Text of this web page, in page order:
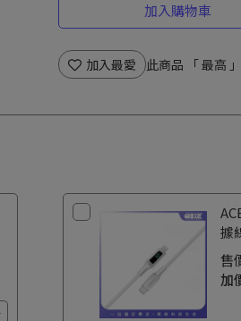
加入購物車
加入最愛 此商品 「 最高
據
售
加